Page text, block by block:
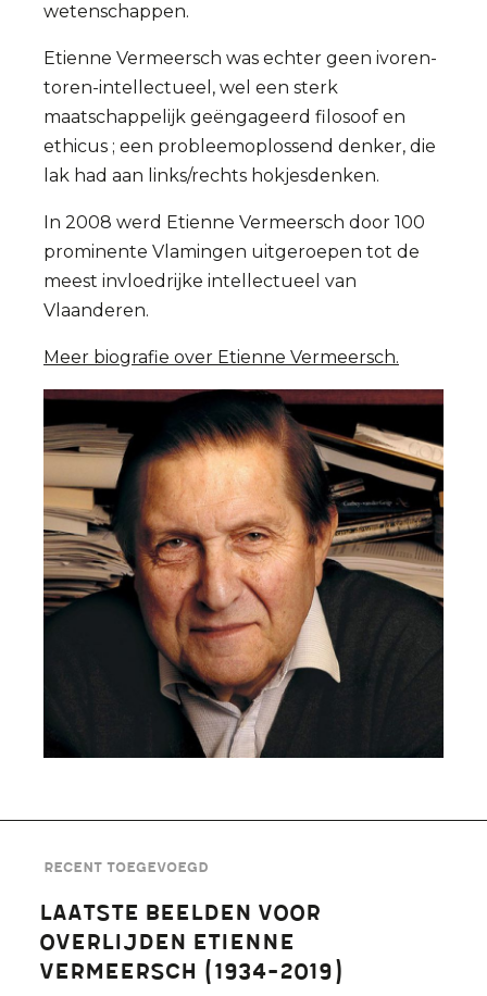
wetenschappen.
Etienne Vermeersch was echter geen ivoren-
toren-intellectueel, wel een sterk
maatschappelijk geëngageerd filosoof en
ethicus ; een probleemoplossend denker, die
lak had aan links/rechts hokjesdenken.
In 2008 werd Etienne Vermeersch door 100
prominente Vlamingen uitgeroepen tot de
meest invloedrijke intellectueel van
Vlaanderen.
Meer biografie over Etienne Vermeersch.
Recent toegevoegd
Laatste beelden voor
overlijden Etienne
Vermeersch (1934-2019)